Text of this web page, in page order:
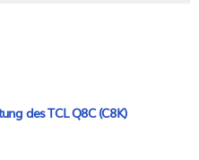
des TCL Q8C (C8K)